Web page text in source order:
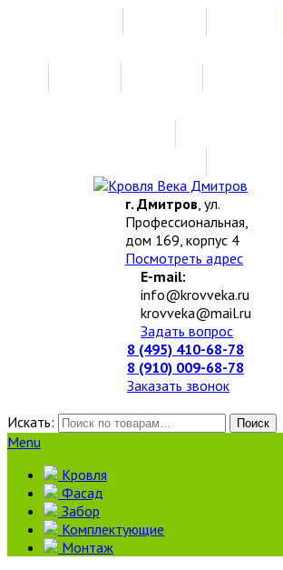
г. Дмитров, ул.
Профессиональная,
дом 169, корпус 4
Посмотреть адрес
E-mail:
info@krovveka.ru
krovveka@mail.ru
Задать вопрос
8 (495) 410-68-78
8 (910) 009-68-78
Заказать звонок
Искать:
Поиск
Menu
Кровля
Фасад
Забор
Комплектующие
Монтаж